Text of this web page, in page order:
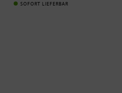
SOFORT LIEFERBAR